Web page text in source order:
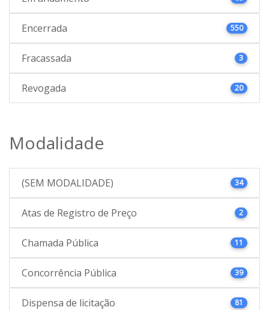
Encerrada 550
Fracassada 3
Revogada 20
Modalidade
(SEM MODALIDADE) 34
Atas de Registro de Preço 2
Chamada Pública 11
Concorrência Pública 39
Dispensa de licitação 81